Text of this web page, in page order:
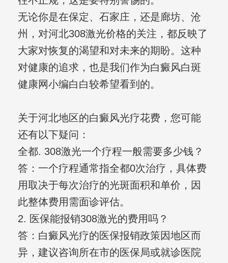
无论你是在保定、石家庄，还是廊坊、沧
州，对河北308激光价格的关注，都反映了
大家对恢复的渴望和对未来的期盼。这种
对健康的追求，也是我们作为白癜风白斑
健康网小编白白较希望看到的。
关于河北地区的白癜风光疗花费，您可能
还有以下疑问：
全都. 308激光一个疗程一般需要多少钱？
答：一个疗程通常指全都0次治疗，具体费
用取决于每次治疗的光斑面积和单价，因
此整体费用需面诊评估。
2. 医保能报销308激光的费用吗？
答：白癜风光疗的医保报销政策因地区而
异，建议咨询所在市的医保局或就诊医院